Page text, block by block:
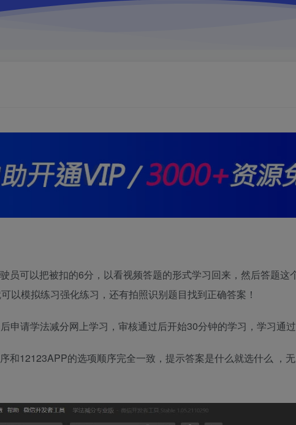
员可以把被扣的6分，以看视频答题的形式学习回来，然后答题这
以模拟练习强化练习，还有拍照识别题目找到正确答案！
申请学法减分网上学习，审核通过后开始30分钟的学习，学习通过
和12123APP的选项顺序完全一致，提示答案是什么就选什么 ，